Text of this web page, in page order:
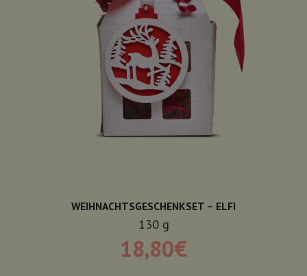
WEIHNACHTSGESCHENKSET – ELFI
130 g
18,80€